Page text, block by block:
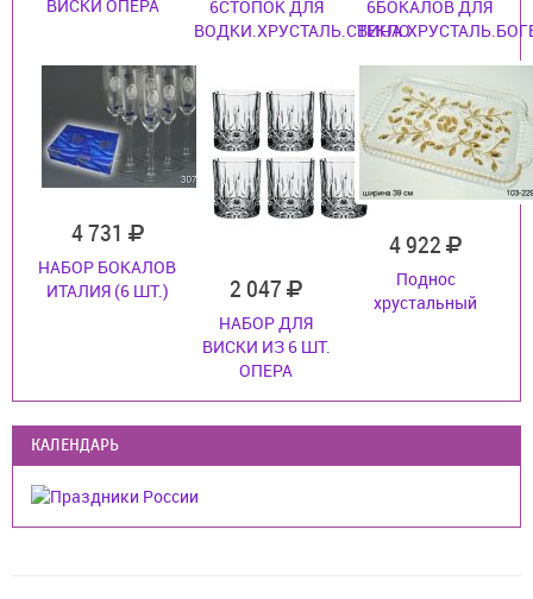
ВИСКИ ОПЕРА
6СТОПОК ДЛЯ
ВОДКИ.ХРУСТАЛЬ.СТЕКЛО
6БОКАЛОВ ДЛЯ
4 731
НАБОР БОКАЛОВ
ИТАЛИЯ (6 ШТ.)
2 047
НАБОР ДЛЯ
ВИСКИ ИЗ 6 ШТ.
ОПЕРА
4 922
Поднос
хрустальный
КАЛЕНДАРЬ